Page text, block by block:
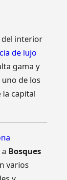
del interior
de lujo
gama y
de los
la capital
Bosques
varios